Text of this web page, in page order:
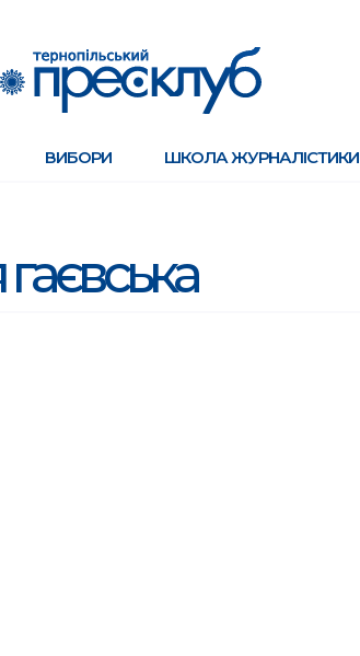
ВИБОРИ ШКОЛА ЖУРНАЛІСТИКИ
гаєвська